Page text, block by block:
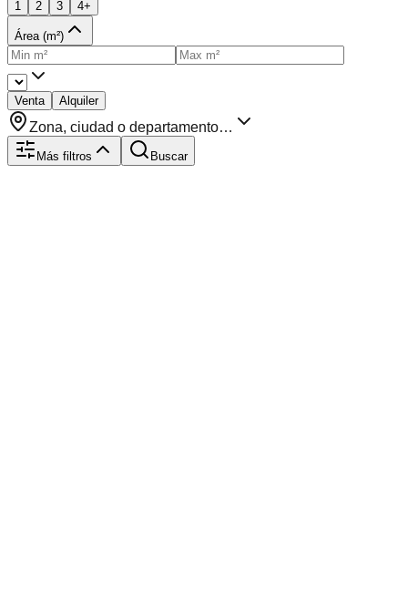
1 2 3 4+
Área (m²)
Venta Alquiler
Zona, ciudad o departamento…
Más filtros Buscar